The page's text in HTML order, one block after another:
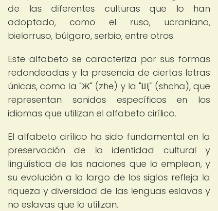
de las diferentes culturas que lo han
adoptado, como el ruso, ucraniano,
bielorruso, búlgaro, serbio, entre otros.
Este alfabeto se caracteriza por sus formas
redondeadas y la presencia de ciertas letras
únicas, como la "Ж" (zhe) y la "Щ" (shcha), que
representan sonidos específicos en los
idiomas que utilizan el alfabeto cirílico.
El alfabeto cirílico ha sido fundamental en la
preservación de la identidad cultural y
lingüística de las naciones que lo emplean, y
su evolución a lo largo de los siglos refleja la
riqueza y diversidad de las lenguas eslavas y
no eslavas que lo utilizan.